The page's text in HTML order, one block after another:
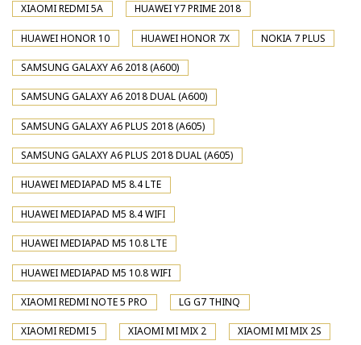
XIAOMI REDMI 5A HUAWEI Y7 PRIME 2018
HUAWEI HONOR 10 HUAWEI HONOR 7X NOKIA 7 PLUS
SAMSUNG GALAXY A6 2018 (A600)
SAMSUNG GALAXY A6 2018 DUAL (A600)
SAMSUNG GALAXY A6 PLUS 2018 (A605)
SAMSUNG GALAXY A6 PLUS 2018 DUAL (A605)
HUAWEI MEDIAPAD M5 8.4 LTE
HUAWEI MEDIAPAD M5 8.4 WIFI
HUAWEI MEDIAPAD M5 10.8 LTE
HUAWEI MEDIAPAD M5 10.8 WIFI
XIAOMI REDMI NOTE 5 PRO LG G7 THINQ
XIAOMI REDMI 5 XIAOMI MI MIX 2 XIAOMI MI MIX 2S